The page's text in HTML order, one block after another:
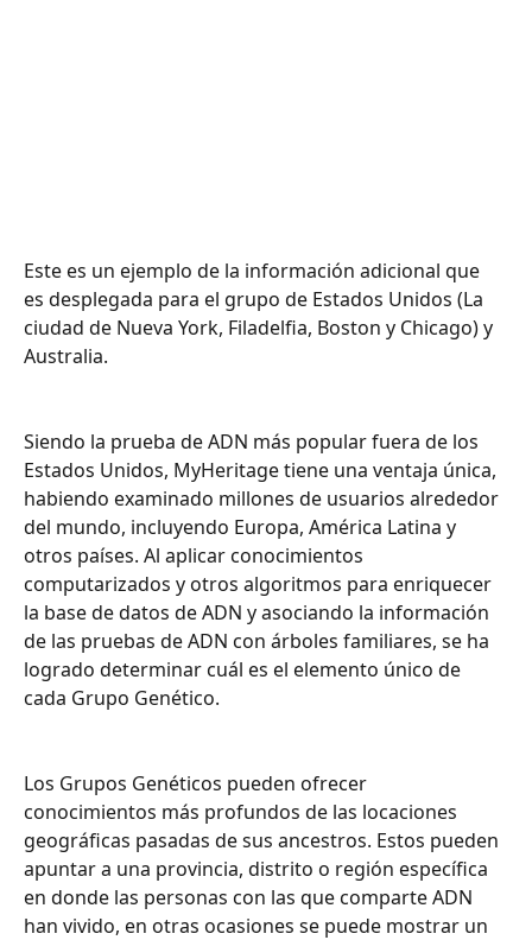
Este es un ejemplo de la información adicional que
es desplegada para el grupo de Estados Unidos (La
ciudad de Nueva York, Filadelfia, Boston y Chicago) y
Australia.
Siendo la prueba de ADN más popular fuera de los
Estados Unidos, MyHeritage tiene una ventaja única,
habiendo examinado millones de usuarios alrededor
del mundo, incluyendo Europa, América Latina y
otros países. Al aplicar conocimientos
computarizados y otros algoritmos para enriquecer
la base de datos de ADN y asociando la información
de las pruebas de ADN con árboles familiares, se ha
logrado determinar cuál es el elemento único de
cada Grupo Genético.
Los Grupos Genéticos pueden ofrecer
conocimientos más profundos de las locaciones
geográficas pasadas de sus ancestros. Estos pueden
apuntar a una provincia, distrito o región específica
en donde las personas con las que comparte ADN
han vivido, en otras ocasiones se puede mostrar un